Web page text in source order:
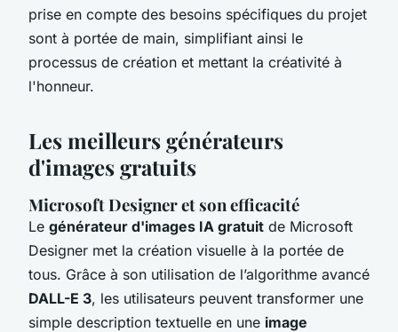
prise en compte des besoins spécifiques du projet
sont à portée de main, simplifiant ainsi le
processus de création et mettant la créativité à
l'honneur.
Les meilleurs générateurs
d'images gratuits
Microsoft Designer et son efficacité
Le générateur d'images IA gratuit de Microsoft
Designer met la création visuelle à la portée de
tous. Grâce à son utilisation de l’algorithme avancé
DALL-E 3, les utilisateurs peuvent transformer une
simple description textuelle en une image